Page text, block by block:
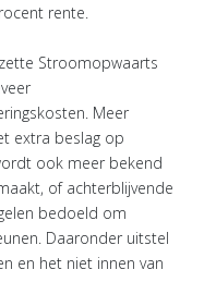
rente.
Stroomopwaarts
Meer
extra beslag op
ook meer bekend
of achterblijvende
bedoeld om
Daaronder uitstel
en het niet innen van